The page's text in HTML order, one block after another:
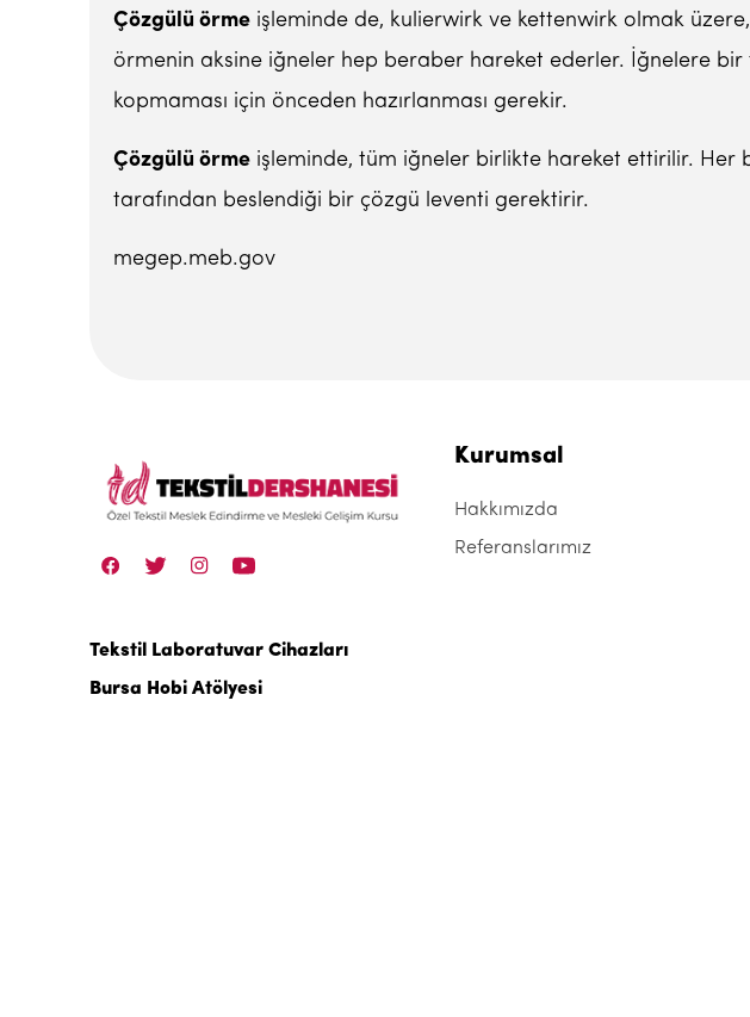
Çözgülü örme işleminde de, kulierwirk ve kettenwirk olmak
örmenin aksine iğneler hep beraber hareket ederler. İğnelere
kopmaması için önceden hazırlanması gerekir.
Çözgülü örme işleminde, tüm iğneler birlikte hareket ettirilir. Her
tarafından beslendiği bir çözgü leventi gerektirir.
megep.meb.gov
Tekstil Laboratuvar Cihazları
Bursa Hobi Atölyesi
Kurumsal
Hakkımızda
Referanslarımız